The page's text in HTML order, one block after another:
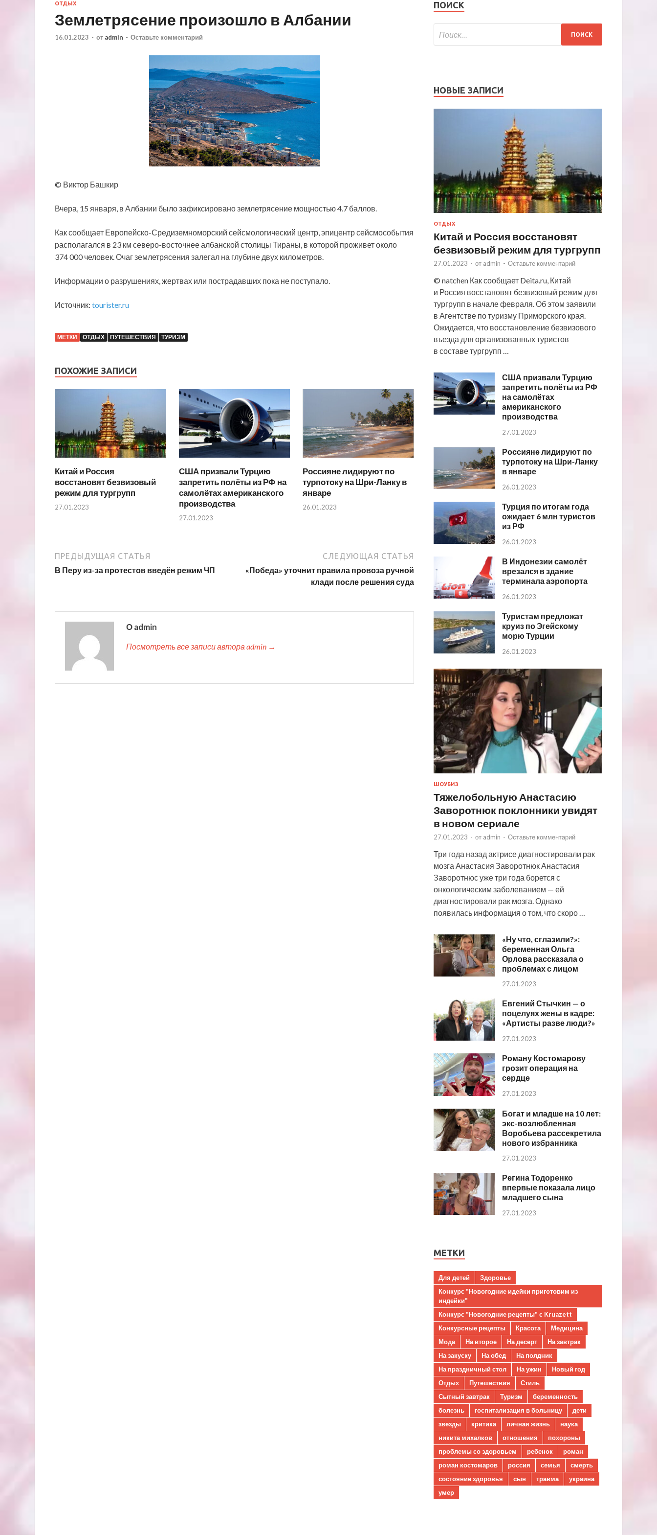
ОТДЫХ
Землетрясение произошло в Албании
16.01.2023 - от admin - Оставьте комментарий
© Виктор Башкир
Вчера, 15 января, в Албании было зафиксировано землетрясение мощностью 4.7 баллов.
Как сообщает Европейско-Средиземноморский сейсмологический центр, эпицентр сейсмособытия
располагался в 23 км северо-восточнее албанской столицы Тираны, в которой проживет около
374 000 человек. Очаг землетрясения залегал на глубине двух километров.
Информации о разрушениях, жертвах или пострадавших пока не поступало.
Источник: tourister.ru
МЕТКИ ОТДЫХ ПУТЕШЕСТВИЯ ТУРИЗМ
ПОХОЖИЕ ЗАПИСИ
Китай и Россия
восстановят безвизовый
режим для тургрупп
27.01.2023
США призвали Турцию
запретить полёты из РФ на
самолётах американского
производства
27.01.2023
Россияне лидируют по
турпотоку на Шри-Ланку в
январе
26.01.2023
ПРЕДЫДУЩАЯ СТАТЬЯ
В Перу из-за протестов введён режим ЧП
СЛЕДУЮЩАЯ СТАТЬЯ
«Победа» уточнит правила провоза ручной
клади после решения суда
О admin
Посмотреть все записи автора admin →
ПОИСК
НОВЫЕ ЗАПИСИ
ОТДЫХ
Китай и Россия восстановят
безвизовый режим для тургрупп
27.01.2023 - от admin - Оставьте комментарий
© natchen Как сообщает Deita.ru, Китай
и Россия восстановят безвизовый режим для
тургрупп в начале февраля. Об этом заявили
в Агентстве по туризму Приморского края.
Ожидается, что восстановление безвизового
въезда для организованных туристов
в составе тургрупп …
США призвали Турцию
запретить полёты из РФ
на самолётах
американского
производства
27.01.2023
Россияне лидируют по
турпотоку на Шри-Ланку
в январе
26.01.2023
Турция по итогам года
ожидает 6 млн туристов
из РФ
26.01.2023
В Индонезии самолёт
врезался в здание
терминала аэропорта
26.01.2023
Туристам предложат
круиз по Эгейскому
морю Турции
26.01.2023
ШОУБИЗ
Тяжелобольную Анастасию
Заворотнюк поклонники увидят
в новом сериале
27.01.2023 - от admin - Оставьте комментарий
Три года назад актрисе диагностировали рак
мозга Анастасия Заворотнюк Анастасия
Заворотнюс уже три года борется с
онкологическим заболеванием — ей
диагностировали рак мозга. Однако
появилась информация о том, что скоро …
«Ну что, сглазили?»:
беременная Ольга
Орлова рассказала о
проблемах с лицом
27.01.2023
Евгений Стычкин — о
поцелуях жены в кадре:
«Артисты разве люди?»
27.01.2023
Роману Костомарову
грозит операция на
сердце
27.01.2023
Богат и младше на 10 лет:
экс-возлюбленная
Воробьева рассекретила
нового избранника
27.01.2023
Регина Тодоренко
впервые показала лицо
младшего сына
27.01.2023
МЕТКИ
Для детей
Здоровье
Конкурс "Новогодние идейки приготовим из
индейки"
Конкурс "Новогодние рецепты" с Kruazett
Конкурсные рецепты
Красота
Медицина
Мода
На второе На десерт
На завтрак
На закуску
На обед
На полдник
На праздничный стол
На ужин
Новый год
Отдых
Путешествия
Стиль
Сытный завтрак
Туризм
беременность
болезнь
госпитализация в больницу
дети
звезды
критика личная жизнь
наука
никита михалков
отношения
похороны
проблемы со здоровьем
ребенок
роман
роман костомаров
россия семья
смерть
состояние здоровья
сын травма
украина
умер